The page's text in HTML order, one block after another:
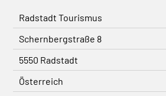
Radstadt Tourismus
Schernbergstraße 8
5550 Radstadt
Österreich